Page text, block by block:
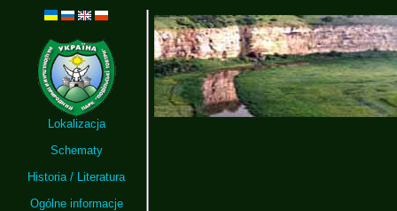
Lokalizacja
Schematy
Historia / Literatura
Ogólne informacje